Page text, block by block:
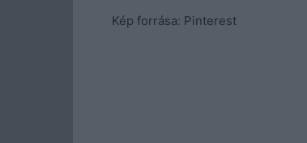
Kép forrása: Pinterest